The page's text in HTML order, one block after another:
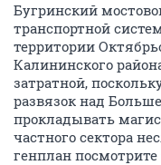
Бугринский
транспортной
территории
Калининского
затратной,
развязок над
прокладывать
частного сектора
генплан